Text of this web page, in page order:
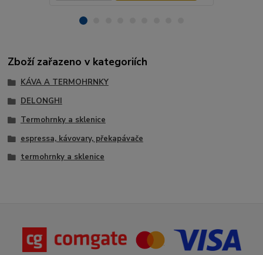
Zboží zařazeno v kategoriích
KÁVA A TERMOHRNKY
DELONGHI
Termohrnky a sklenice
espressa, kávovary, překapávače
termohrnky a sklenice